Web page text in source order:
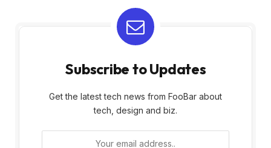
Subscribe to Updates
Get the latest tech news from FooBar about
tech, design and biz.